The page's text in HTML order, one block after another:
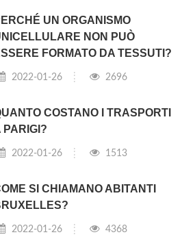
UN ORGANISMO
NON PUÒ
FORMATO DA TESSUTI?
2022-01-26 2696
COSTANO I TRASPORTI
PARIGI?
2022-01-26 1513
SI CHIAMANO ABITANTI
2022-01-26 4368